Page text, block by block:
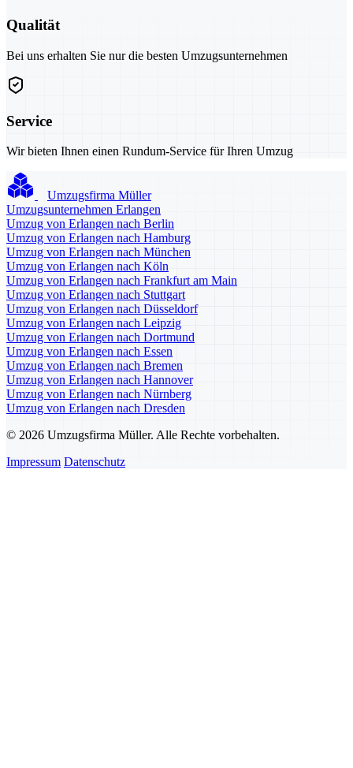
Qualität
Bei uns erhalten Sie nur die besten Umzugsunternehmen
Service
Wir bieten Ihnen einen Rundum-Service für Ihren Umzug
Umzugsfirma Müller
Umzugsunternehmen Erlangen
Umzug von Erlangen nach Berlin
Umzug von Erlangen nach Hamburg
Umzug von Erlangen nach München
Umzug von Erlangen nach Köln
Umzug von Erlangen nach Frankfurt am Main
Umzug von Erlangen nach Stuttgart
Umzug von Erlangen nach Düsseldorf
Umzug von Erlangen nach Leipzig
Umzug von Erlangen nach Dortmund
Umzug von Erlangen nach Essen
Umzug von Erlangen nach Bremen
Umzug von Erlangen nach Hannover
Umzug von Erlangen nach Nürnberg
Umzug von Erlangen nach Dresden
© 2026 Umzugsfirma Müller. Alle Rechte vorbehalten.
Impressum Datenschutz